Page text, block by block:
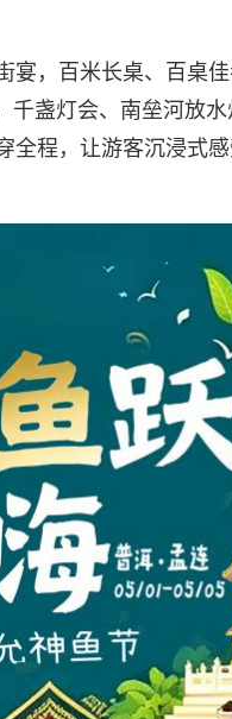
宴，百米长桌、百桌
盏灯会、南垒河放
全程，让游客沉浸式感